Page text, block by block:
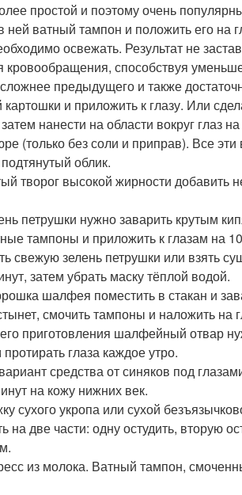
простой и поэтому очень
ней ватный тампон и положить его на
освежать. Результат не
способствуя
предыдущего и также
и приложить к глазу. Или
нанести на области вокруг глаз
(только без соли и приправ). Все
облик.
творог высокой жирности добавить
петрушки нужно заварить крутым
тампоны и приложить к глазам на
свежую зелень петрушки или взять
затем убрать маску тёплой водой.
шалфея поместить в стакан и
смочить тампоны и наложить на
приготовления шалфейный отвар
глаза каждое утро.
средства от синяков под
на кожу нижних век.
сухого укропа или сухой
на две части: одну остудить, вторую
из молока. Ватный тампон,